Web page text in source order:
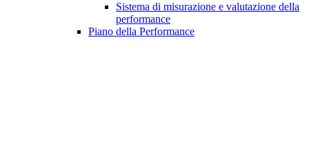
Sistema di misurazione e valutazione della
performance
Piano della Performance